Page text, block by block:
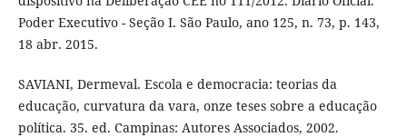
Poder Executivo - Seção I. São Paulo, ano 125, n. 73, p. 143,
18 abr. 2015.
SAVIANI, Dermeval. Escola e democracia: teorias da
educação, curvatura da vara, onze teses sobre a educação
política. 35. ed. Campinas: Autores Associados, 2002.